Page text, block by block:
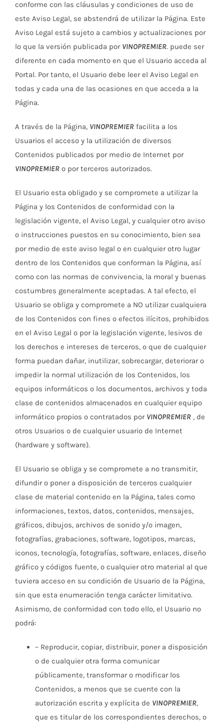
conforme con las cláusulas y condiciones de uso de
este Aviso Legal, se abstendrá de utilizar la Página. Este
Aviso Legal está sujeto a cambios y actualizaciones por
lo que la versión publicada por VINOPREMIER. puede ser
diferente en cada momento en que el Usuario acceda al
Portal. Por tanto, el Usuario debe leer el Aviso Legal en
todas y cada una de las ocasiones en que acceda a la
Página.
A través de la Página, VINOPREMIER facilita a los
Usuarios el acceso y la utilización de diversos
Contenidos publicados por medio de Internet por
VINOPREMIER o por terceros autorizados.
El Usuario esta obligado y se compromete a utilizar la
Página y los Contenidos de conformidad con la
legislación vigente, el Aviso Legal, y cualquier otro aviso
o instrucciones puestos en su conocimiento, bien sea
por medio de este aviso legal o en cualquier otro lugar
dentro de los Contenidos que conforman la Página, así
como con las normas de convivencia, la moral y buenas
costumbres generalmente aceptadas. A tal efecto, el
Usuario se obliga y compromete a NO utilizar cualquiera
de los Contenidos con fines o efectos ilícitos, prohibidos
en el Aviso Legal o por la legislación vigente, lesivos de
los derechos e intereses de terceros, o que de cualquier
forma puedan dañar, inutilizar, sobrecargar, deteriorar o
impedir la normal utilización de los Contenidos, los
equipos informáticos o los documentos, archivos y toda
clase de contenidos almacenados en cualquier equipo
informático propios o contratados por VINOPREMIER , de
otros Usuarios o de cualquier usuario de Internet
(hardware y software).
El Usuario se obliga y se compromete a no transmitir,
difundir o poner a disposición de terceros cualquier
clase de material contenido en la Página, tales como
informaciones, textos, datos, contenidos, mensajes,
gráficos, dibujos, archivos de sonido y/o imagen,
fotografías, grabaciones, software, logotipos, marcas,
iconos, tecnología, fotografías, software, enlaces, diseño
gráfico y códigos fuente, o cualquier otro material al que
tuviera acceso en su condición de Usuario de la Página,
sin que esta enumeración tenga carácter limitativo.
Asimismo, de conformidad con todo ello, el Usuario no
podrá:
– Reproducir, copiar, distribuir, poner a disposición
o de cualquier otra forma comunicar
públicamente, transformar o modificar los
Contenidos, a menos que se cuente con la
autorización escrita y explícita de VINOPREMIER,
que es titular de los correspondientes derechos, o